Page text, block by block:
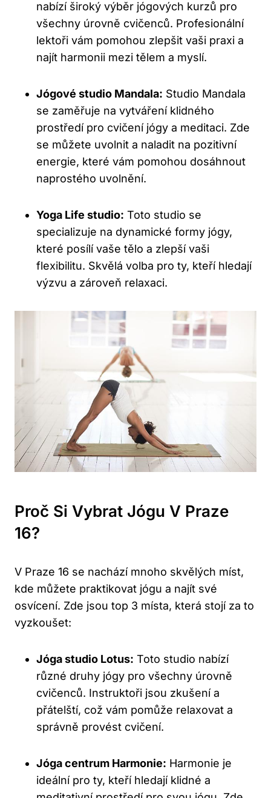
nabízí široký výběr jógových kurzů pro
všechny úrovně cvičenců. Profesionální
lektoři vám pomohou zlepšit vaši praxi a
najít harmonii mezi tělem a myslí.
Jógové studio Mandala: Studio Mandala
se zaměřuje na vytváření klidného
prostředí pro cvičení jógy a meditaci. Zde
se můžete uvolnit a naladit na pozitivní
energie, které vám pomohou dosáhnout
naprostého uvolnění.
Yoga Life studio: Toto studio se
specializuje na dynamické formy jógy,
které posílí vaše tělo a zlepší vaši
flexibilitu. Skvělá volba pro ty, kteří hledají
výzvu a zároveň relaxaci.
Proč Si Vybrat Jógu V Praze
16?
V Praze 16 se nachází mnoho skvělých míst,
kde můžete praktikovat jógu a najít své
osvícení. Zde jsou top 3 místa, která stojí za to
vyzkoušet:
Jóga studio Lotus: Toto studio nabízí
různé druhy jógy pro všechny úrovně
cvičenců. Instruktoři jsou zkušení a
přátelští, což vám pomůže relaxovat a
správně provést cvičení.
Jóga centrum Harmonie: Harmonie je
ideální pro ty, kteří hledají klidné a